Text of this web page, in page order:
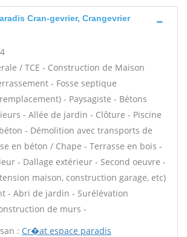
Cran-gevrier, Crangevrier
/ TCE - Construction de Maison
- Fosse septique
- Paysagiste - Bétons
- Allée de jardin - Clôture - Piscine
- Démolition avec transports de
en béton / Chape - Terrasse en bois -
- Dallage extérieur - Second oeuvre -
maison, construction garage, etc)
- Abri de jardin - Surélévation
de murs -
: Cr�at espace paradis